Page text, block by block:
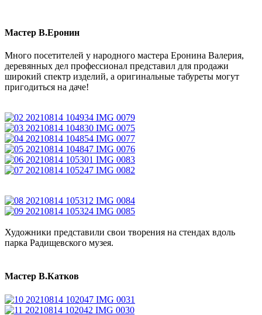
Мастер В.Еронин
Много посетителей у народного мастера Еронина Валерия,
деревянных дел профессионал представил для продажи
широкий спектр изделий, а оригинальные табуреты могут
пригодиться на даче!
Художники представили свои творения на стендах вдоль
парка Радищевского музея.
Мастер В.Катков